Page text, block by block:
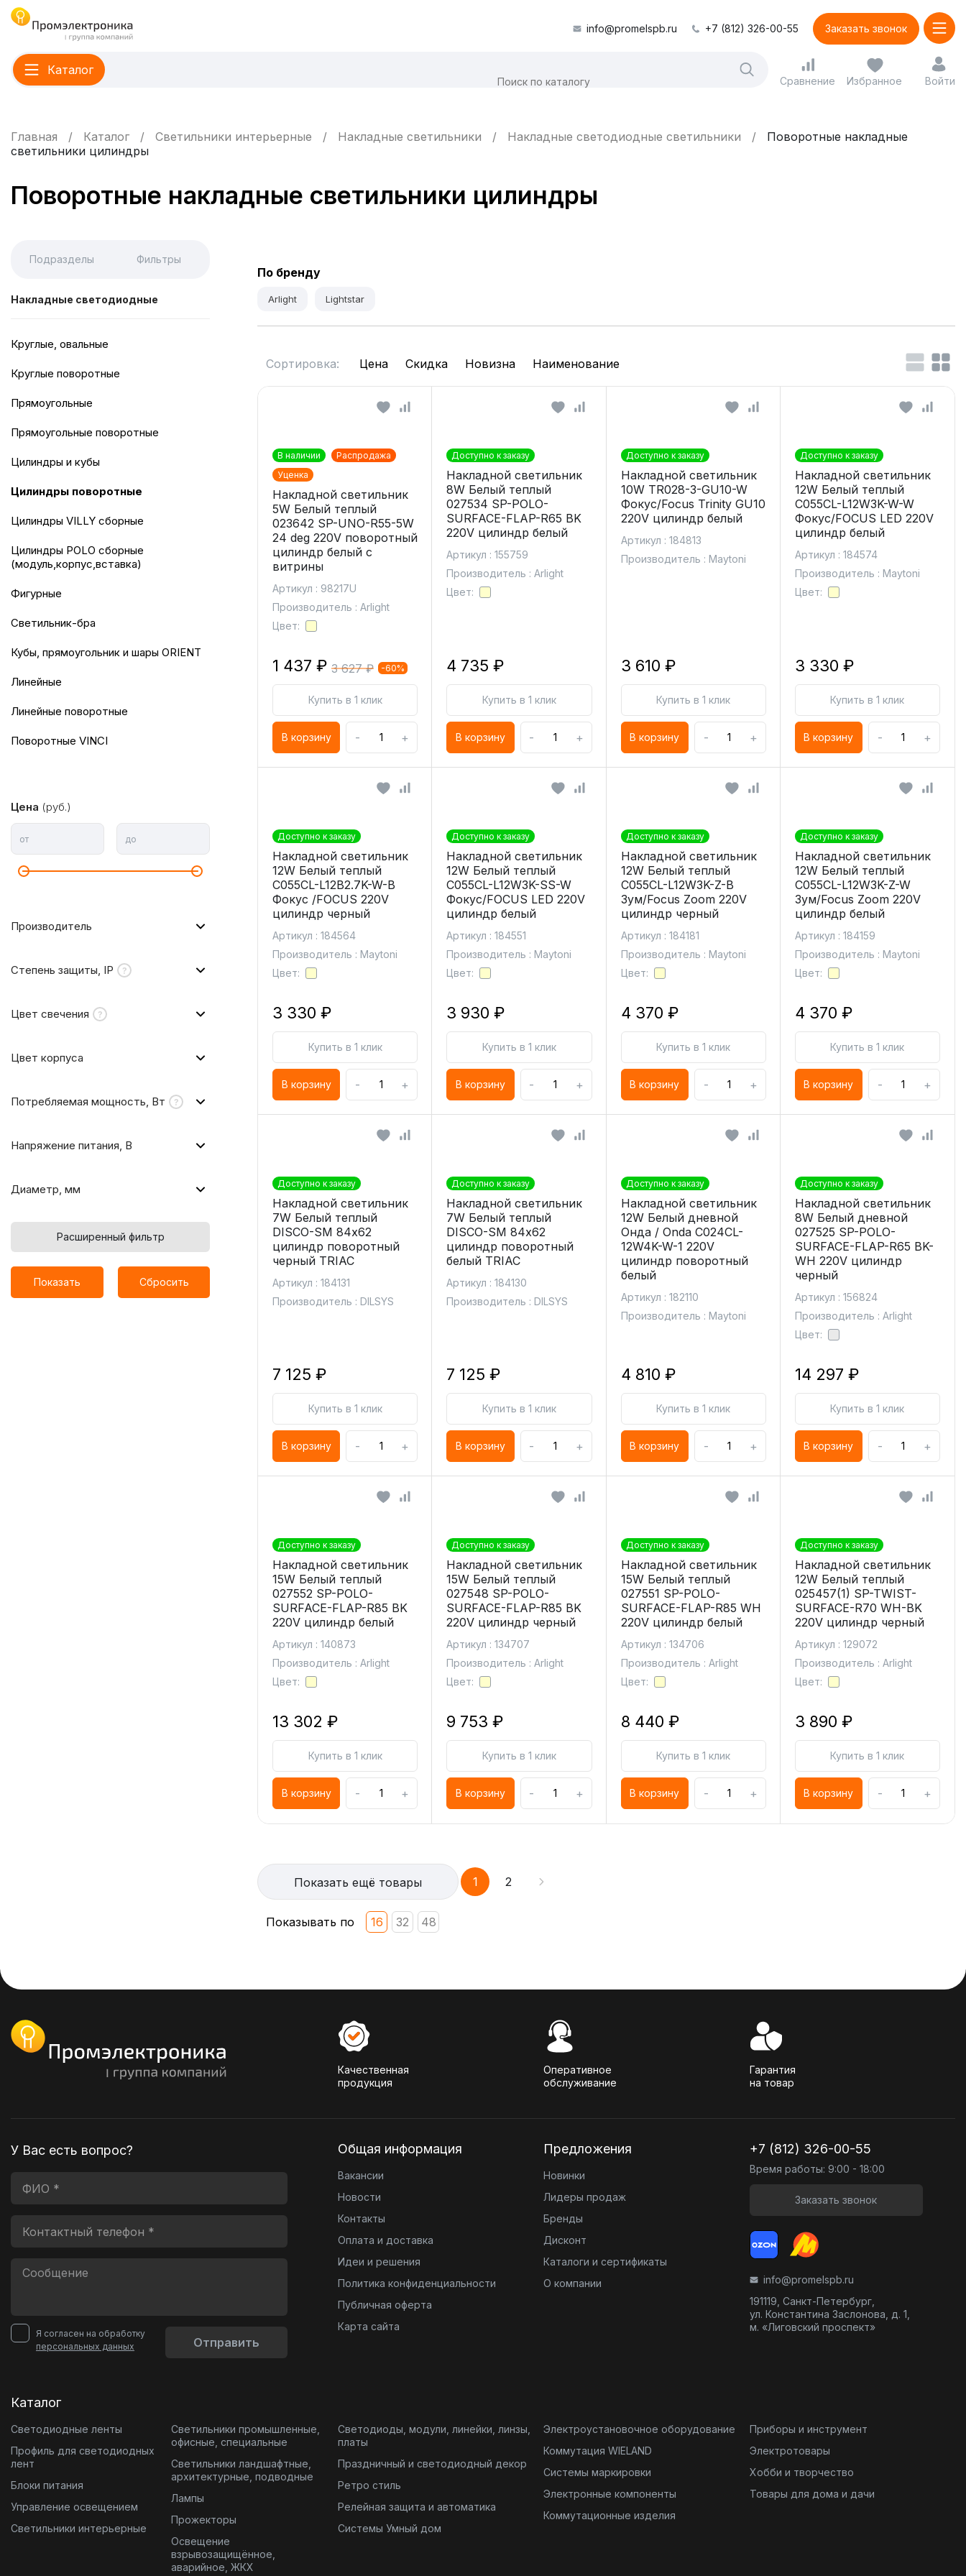
info@promelspb.ru +7 (812) 326-00-55 Заказать звонок
Каталог
Сравнение Избранное Войти
Главная Каталог Светильники интерьерные Накладные светильники Накладные светодиодные светильники
Поворотные накладные
светильники цилиндры
Поворотные накладные светильники цилиндры
Подразделы Фильтры
Накладные светодиодные
круглые, овальные
круглые поворотные
прямоугольные
прямоугольные поворотные
цилиндры и кубы
цилиндры поворотные
цилиндры VILLY сборные
цилиндры POLO сборные
(модуль,корпус,вставка)
фигурные
светильник-бра
кубы, прямоугольник и шары ORIENT
линейные
линейные поворотные
поворотные VINCI
Цена (руб.)
от до
Производитель
Степень защиты, IP
Цвет свечения
Цвет корпуса
Потребляемая мощность, Вт
Напряжение питания, В
Диаметр, мм
Расширенный фильтр
Показать Сбросить
По бренду
Arlight Lightstar
Сортировка: Цена Скидка Новизна Наименование
В наличии
Распродажа
Уценка
Накладной светильник
5W Белый теплый
023642 SP-UNO-R55-5W
24 deg 220V поворотный
цилиндр белый с
витрины
Артикул : 98217U
Производитель : Arlight
Цвет:
1 437 ₽ 3 627 ₽ -60%
Купить в 1 клик
В корзину - +
Доступно к заказу
Накладной светильник
8W Белый теплый
027534 SP-POLO-
SURFACE-FLAP-R65 BK
220V цилиндр белый
Артикул : 155759
Производитель : Arlight
Цвет:
4 735 ₽
Купить в 1 клик
В корзину - +
Доступно к заказу
Накладной светильник
10W TR028-3-GU10-W
Фокус/Focus Trinity GU10
220V цилиндр белый
Артикул : 184813
Производитель : Maytoni
3 610 ₽
Купить в 1 клик
В корзину - +
Доступно к заказу
Накладной светильник
12W Белый теплый
C055CL-L12W3K-W-W
Фокус/FOCUS LED 220V
цилиндр белый
Артикул : 184574
Производитель : Maytoni
Цвет:
3 330 ₽
Купить в 1 клик
В корзину - +
Доступно к заказу
Накладной светильник
12W Белый теплый
C055CL-L12B2.7K-W-B
Фокус /FOCUS 220V
цилиндр черный
Артикул : 184564
Производитель : Maytoni
Цвет:
3 330 ₽
Купить в 1 клик
В корзину - +
Доступно к заказу
Накладной светильник
12W Белый теплый
C055CL-L12W3K-SS-W
Фокус/FOCUS LED 220V
цилиндр белый
Артикул : 184551
Производитель : Maytoni
Цвет:
3 930 ₽
Купить в 1 клик
В корзину - +
Доступно к заказу
Накладной светильник
12W Белый теплый
C055CL-L12W3K-Z-B
Зум/Focus Zoom 220V
цилиндр черный
Артикул : 184181
Производитель : Maytoni
Цвет:
4 370 ₽
Купить в 1 клик
В корзину - +
Доступно к заказу
Накладной светильник
12W Белый теплый
C055CL-L12W3K-Z-W
Зум/Focus Zoom 220V
цилиндр белый
Артикул : 184159
Производитель : Maytoni
Цвет:
4 370 ₽
Купить в 1 клик
В корзину - +
Доступно к заказу
Накладной светильник
7W Белый теплый
DISCO-SM 84х62
цилиндр поворотный
черный TRIAC
Артикул : 184131
Производитель : DILSYS
7 125 ₽
Купить в 1 клик
В корзину - +
Доступно к заказу
Накладной светильник
7W Белый теплый
DISCO-SM 84х62
цилиндр поворотный
белый TRIAC
Артикул : 184130
Производитель : DILSYS
7 125 ₽
Купить в 1 клик
В корзину - +
Доступно к заказу
Накладной светильник
12W Белый дневной
Онда / Onda C024CL-
12W4K-W-1 220V
цилиндр поворотный
белый
Артикул : 182110
Производитель : Maytoni
4 810 ₽
Купить в 1 клик
В корзину - +
Доступно к заказу
Накладной светильник
8W Белый дневной
027525 SP-POLO-
SURFACE-FLAP-R65 BK-
WH 220V цилиндр
черный
Артикул : 156824
Производитель : Arlight
Цвет:
14 297 ₽
Купить в 1 клик
В корзину - +
Доступно к заказу
Накладной светильник
15W Белый теплый
027552 SP-POLO-
SURFACE-FLAP-R85 BK
220V цилиндр белый
Артикул : 140873
Производитель : Arlight
Цвет:
13 302 ₽
Купить в 1 клик
В корзину - +
Доступно к заказу
Накладной светильник
15W Белый теплый
027548 SP-POLO-
SURFACE-FLAP-R85 BK
220V цилиндр черный
Артикул : 134707
Производитель : Arlight
Цвет:
9 753 ₽
Купить в 1 клик
В корзину - +
Доступно к заказу
Накладной светильник
15W Белый теплый
027551 SP-POLO-
SURFACE-FLAP-R85 WH
220V цилиндр белый
Артикул : 134706
Производитель : Arlight
Цвет:
8 440 ₽
Купить в 1 клик
В корзину - +
Доступно к заказу
Накладной светильник
12W Белый теплый
025457(1) SP-TWIST-
SURFACE-R70 WH-BK
220V цилиндр черный
Артикул : 129072
Производитель : Arlight
Цвет:
3 890 ₽
Купить в 1 клик
В корзину - +
Показать ещё товары 1 2
Показывать по 16 32 48
Качественная
продукция
Оперативное
обслуживание
Гарантия
на товар
У Вас есть вопрос?
Я согласен на обработку
персональных данных
Отправить
Общая информация
Вакансии
Новости
Контакты
Оплата и доставка
Идеи и решения
Политика конфиденциальности
Публичная оферта
Карта сайта
Предложения
Новинки
Лидеры продаж
Бренды
Дисконт
Каталоги и сертификаты
О компании
+7 (812) 326-00-55
Время работы: 9:00 - 18:00
Заказать звонок
info@promelspb.ru
191119, Санкт-Петербург,
ул. Константина Заслонова, д. 1,
м. «Лиговский проспект»
Каталог
Светодиодные ленты
Профиль для светодиодных
лент
Блоки питания
Управление освещением
Светильники интерьерные
Светильники промышленные,
офисные, специальные
Светильники ландшафтные,
архитектурные, подводные
Лампы
Прожекторы
Освещение
взрывозащищённое,
аварийное, ЖКХ
Светодиоды, модули, линейки, линзы,
платы
Праздничный и светодиодный декор
Ретро стиль
Релейная защита и автоматика
Системы Умный дом
Электроустановочное оборудование
Коммутация WIELAND
Системы маркировки
Электронные компоненты
Коммутационные изделия
Приборы и инструмент
Электротовары
Хобби и творчество
Товары для дома и дачи